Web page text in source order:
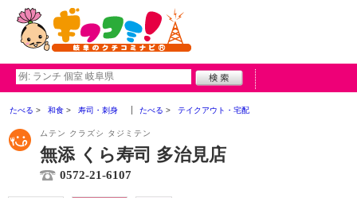
たべる 和食 寿司・刺身 たべる テイクアウト・宅配
ムテン クラズシ タジミテン
無添 くら寿司 多治見店
0572-21-6107